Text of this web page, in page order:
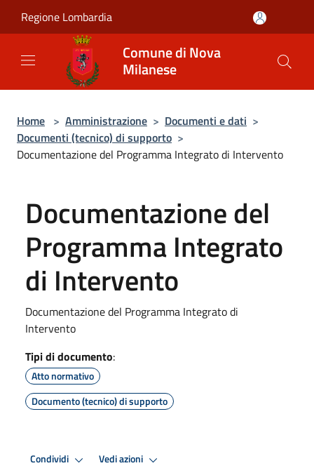
Regione Lombardia
Comune di Nova
Milanese
Home > Amministrazione > Documenti e dati >
Documenti (tecnico) di supporto >
Documentazione del Programma Integrato di Intervento
Documentazione del
Programma Integrato
di Intervento
Documentazione del Programma Integrato di
Intervento
Tipi di documento:
Atto normativo
Documento (tecnico) di supporto
Condividi Vedi azioni